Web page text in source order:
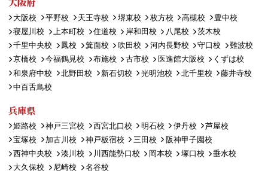
大阪校 平野校 天王寺校 堺東校 枚方校 高槻校
豊中校
寝屋川校
上本町校 住道校 岸和田校 八尾校
茨木校
千里中央校
鳳校 箕面校 吹田校 河内長野校 守口校
難波校
京橋校
今福鶴見校 布施校 古市校 医進館大阪校
くずは校
和泉府中校
北野田校 新石切校 光明池校 北千里校
藤井寺校
中百舌鳥校
兵庫県
姫路校 神戸三宮校 西宮北口校 明石校 伊丹校
芦屋校
宝塚校
加古川校 神戸板宿校 三田校
阪神甲子園校
西神中央校
湊川校 川西能勢口校 岡本校 塚口校
垂水校
大久保校
尼崎校 名谷校